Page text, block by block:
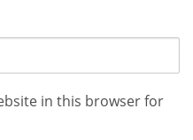
in this browser for